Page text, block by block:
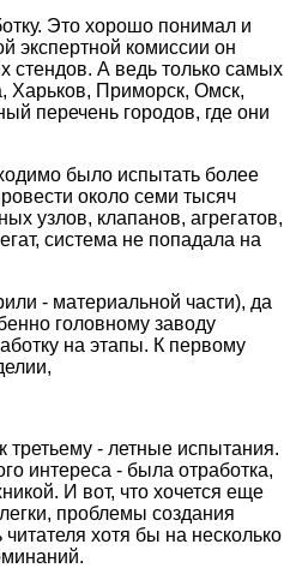
Это хорошо понимал и
экспертной комиссии он
стендов. А ведь только самых
Харьков, Приморск, Омск,
перечень городов, где они
было испытать более
около семи тысяч
узлов, клапанов, агрегатов,
система не попадала на
- материальной части), да
головному заводу
на этапы. К первому
- летные испытания.
интереса - была отработка,
И вот, что хочется еще
проблемы создания
хотя бы на несколько